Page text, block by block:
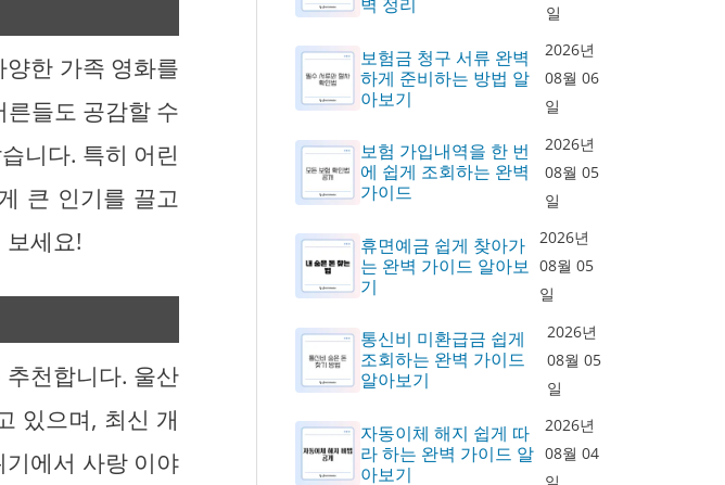
한 가족 영화를
들도 공감할 수
니다. 특히 어린
큰 인기를 끌고
세요!
천합니다. 울산
있으며, 최신 개
에서 사랑 이야
일
보험금 청구 서류 완벽
하게 준비하는 방법 알
아보기
2026년
08월 06
일
보험 가입내역을 한 번
에 쉽게 조회하는 완벽
가이드
2026년
08월 05
일
휴면예금 쉽게 찾아가
는 완벽 가이드 알아보
기
2026년
08월 05
일
통신비 미환급금 쉽게
조회하는 완벽 가이드
알아보기
2026년
08월 05
일
자동이체 해지 쉽게 따
라 하는 완벽 가이드 알
아보기
2026년
08월 04